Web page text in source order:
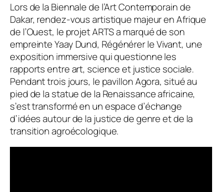
Lors de la Biennale de l’Art Contemporain de
Dakar, rendez-vous artistique majeur en Afrique
de l’Ouest, le projet ARTS a marqué de son
empreinteYaay Dund, Régénérer le Vivant, une
exposition immersive qui questionne les
rapports entre art, science et justice sociale.
Pendant trois jours, le pavillon Agora, situé au
pied de la statue de la Renaissance africaine,
s’est transformé en un espace d’échange
d’idées autour de la justice de genre et de la
transition agroécologique.